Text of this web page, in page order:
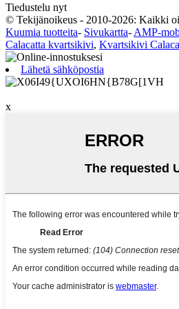
Tiedustelu nyt
© Tekijänoikeus - 2010-2026: Kaikki
Kuumia tuotteita- Sivukartta- AMP-
Calacatta kvartsikivi, Kvartsikivi
Lähetä sähköpostia
x